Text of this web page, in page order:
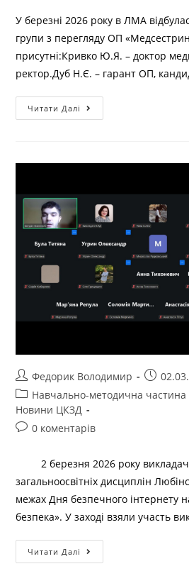
У березні 2026 року в ЛМА
групи з перегляду ОП
присутні:Кривко Ю.Я. – доктор
ректор.Дуб Н.Є. – гарант ОП,
Читати Далі
Федорик Володимир
Навчально-методична частина
Новини ЦКЗД
0 коментарів
2 березня 2026 року викладач
загальноосвітніх дисциплін
межах Дня безпечного інтернету
безпека». У заході взяли участь
Читати Далі